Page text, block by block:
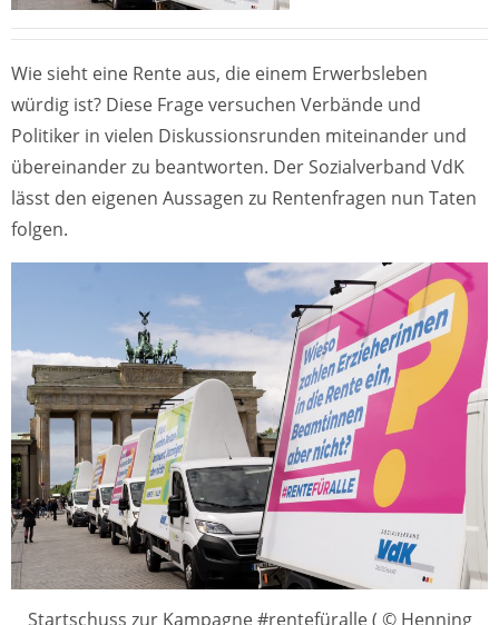
Wie sieht eine Rente aus, die einem Erwerbsleben
würdig ist? Diese Frage versuchen Verbände und
Politiker in vielen Diskussionsrunden miteinander und
übereinander zu beantworten. Der Sozialverband VdK
lässt den eigenen Aussagen zu Rentenfragen nun Taten
folgen.
Startschuss zur Kampagne #rentefüralle ( © Henning